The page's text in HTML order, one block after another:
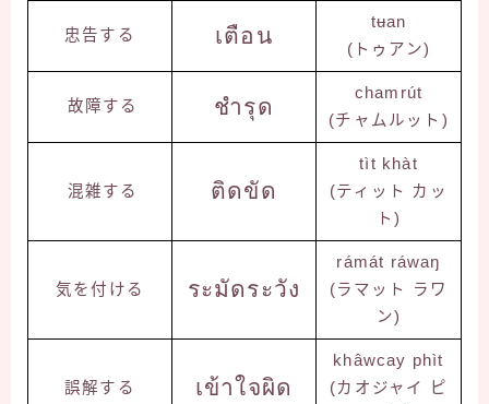
忠告する เตือน
tʉan
(トゥアン)
故障する ชำรุด
chamrút
(チャムルット)
混雑する ติดขัด
tìt khàt
(ティット カッ
ト)
気を付ける ระมัดระวัง
rámát ráwaŋ
(ラマット ラワ
ン)
誤解する เข้าใจผิด
khâwcay phìt
(カオジャイ ピ